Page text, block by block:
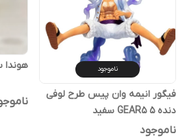
ناموجود
فیگور انیمه وان پیس طرح لوفی
دنده ۵ GEAR5 سفید
ناموجود